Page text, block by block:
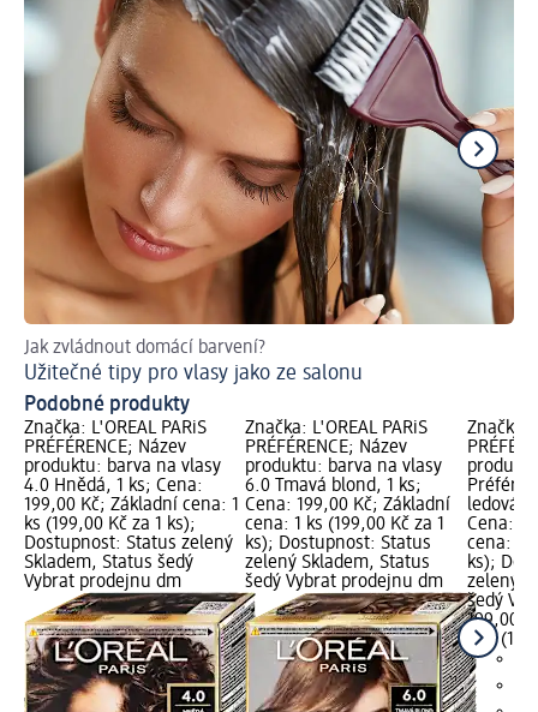
Jak zvládnout domácí barvení?
Užitečné tipy pro vlasy jako ze salonu
Podobné produkty
Značka: L'ORÉAL PARiS
PRÉFÉRENCE; Název
produktu: barva na vlasy
4.0 Hnědá, 1 ks; Cena:
199,00 Kč; Základní cena: 1
ks (199,00 Kč za 1 ks);
Dostupnost: Status zelený
Skladem, Status šedý
Vybrat prodejnu dm
Značka: L'ORÉAL PARiS
PRÉFÉRENCE; Název
produktu: barva na vlasy
6.0 Tmavá blond, 1 ks;
Cena: 199,00 Kč; Základní
cena: 1 ks (199,00 Kč za 1
ks); Dostupnost: Status
zelený Skladem, Status
šedý Vybrat prodejnu dm
Značka:
ledová
Cena:
cena: 1
ks);
zelený
šedý
199,00
1 ks